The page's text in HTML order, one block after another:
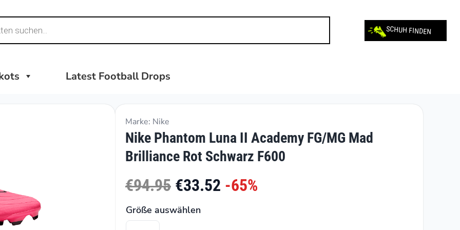
SCHUH FINDEN
Latest Football Drops
Marke: Nike
Nike Phantom Luna II Academy FG/MG Mad
Brilliance Rot Schwarz F600
€94.95 €33.52 -65%
Größe auswählen